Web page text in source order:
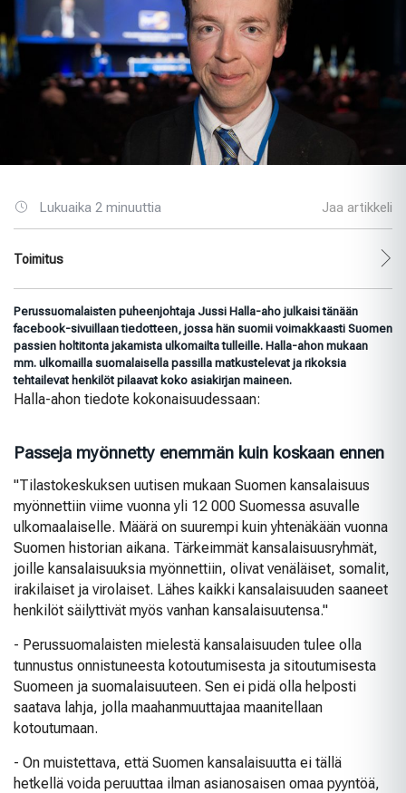
Lukuaika 2 minuuttia Jaa artikkeli
Toimitus
Perussuomalaisten puheenjohtaja Jussi Halla-aho julkaisi tänään
facebook-sivuillaantiedotteen, jossa hän suomii voimakkaasti Suomen
passien holtitonta jakamista ulkomailta tulleille. Halla-ahon mukaan
mm. ulkomailla suomalaisella passilla matkustelevat ja rikoksia
tehtailevat henkilöt pilaavat koko asiakirjan maineen.
Halla-ahon tiedote kokonaisuudessaan:
Passeja myönnetty enemmän kuin koskaan ennen
"Tilastokeskuksen uutisen mukaan Suomen kansalaisuus
myönnettiin viime vuonna yli 12 000 Suomessa asuvalle
ulkomaalaiselle. Määrä on suurempi kuin yhtenäkään vuonna
Suomen historian aikana. Tärkeimmät kansalaisuusryhmät,
joille kansalaisuuksia myönnettiin, olivat venäläiset, somalit,
irakilaiset ja virolaiset. Lähes kaikki kansalaisuuden saaneet
henkilöt säilyttivät myös vanhan kansalaisuutensa."
- Perussuomalaisten mielestä kansalaisuuden tulee olla
tunnustus onnistuneesta kotoutumisesta ja sitoutumisesta
Suomeen ja suomalaisuuteen. Sen ei pidä olla helposti
saatava lahja, jolla maahanmuuttajaa maanitellaan
kotoutumaan.
- On muistettava, että Suomen kansalaisuutta ei tällä
hetkellä voida peruuttaa ilman asianosaisen omaa pyyntöä,